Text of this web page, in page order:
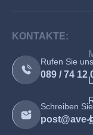
KONTAKTE:
Rufen Sie
089 / 74 12
Schreiben